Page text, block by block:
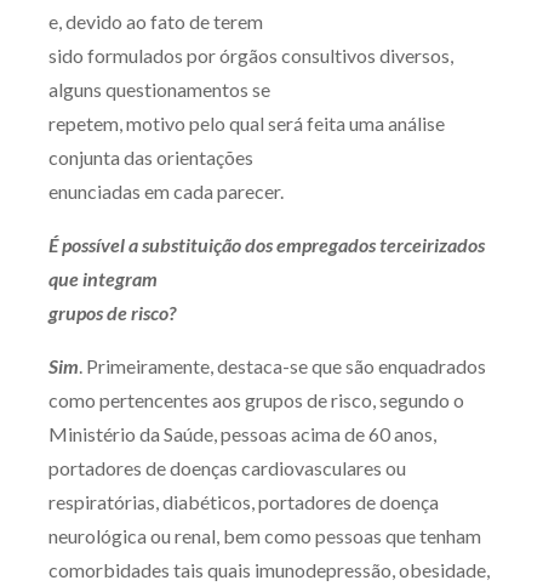
e, devido ao fato de terem
sido formulados por órgãos consultivos diversos,
alguns questionamentos se
repetem, motivo pelo qual será feita uma análise
conjunta das orientações
enunciadas em cada parecer.
É possível a substituição dos empregados terceirizados
que integram
grupos de risco?
Sim. Primeiramente, destaca-se que são enquadrados
como pertencentes aos grupos de risco, segundo o
Ministério da Saúde, pessoas acima de 60 anos,
portadores de doenças cardiovasculares ou
respiratórias, diabéticos, portadores de doença
neurológica ou renal, bem como pessoas que tenham
comorbidades tais quais imunodepressão, obesidade,